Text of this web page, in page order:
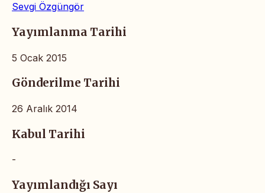
Sevgi Özgüngör
Yayımlanma Tarihi
5 Ocak 2015
Gönderilme Tarihi
26 Aralık 2014
Kabul Tarihi
-
Yayımlandığı Sayı